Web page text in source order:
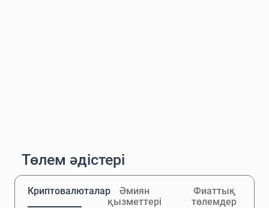
Төлем әдістері
Криптовалюталар
Әмиян
қызметтері
Фиаттық
төлемдер